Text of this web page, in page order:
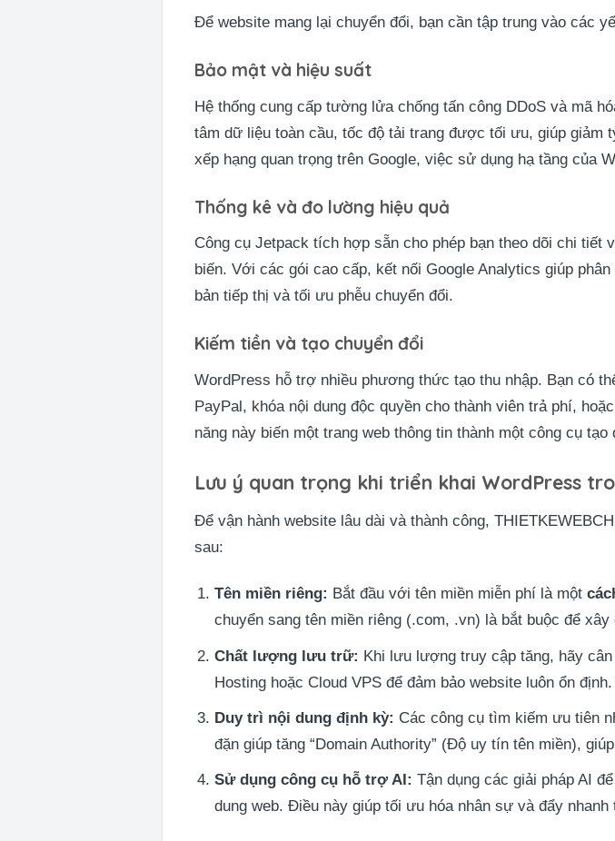
Để website mang lại chuyển đổi, bạn cần tập trung vào các
Bảo mật và hiệu suất
Hệ thống cung cấp tường lửa chống tấn công DDoS và mã
tâm dữ liệu toàn cầu, tốc độ tải trang được tối ưu, giúp giảm
xếp hạng quan trọng trên Google, việc sử dụng hạ tầng của
Thống kê và đo lường hiệu quả
Công cụ Jetpack tích hợp sẵn cho phép bạn theo dõi chi
biến. Với các gói cao cấp, kết nối Google Analytics giúp
bản tiếp thị và tối ưu phễu chuyển đổi.
Kiếm tiền và tạo chuyển đổi
WordPress hỗ trợ nhiều phương thức tạo thu nhập. Bạn có
PayPal, khóa nội dung độc quyền cho thành viên trả phí,
năng này biến một trang web thông tin thành một công cụ tạo
Lưu ý quan trọng khi triển khai WordPress
Để vận hành website lâu dài và thành công,
sau:
Tên miền riêng: Bắt đầu với tên miền miễn phí là một
chuyển sang tên miền riêng (.com, .vn) là bắt buộc để
Chất lượng lưu trữ: Khi lưu lượng truy cập tăng, hãy
Hosting hoặc Cloud VPS để đảm bảo website luôn ổn
Duy trì nội dung định kỳ: Các công cụ tìm kiếm ưu tiên
đặn giúp tăng “Domain Authority” (Độ uy tín tên miền),
Sử dụng công cụ hỗ trợ AI: Tận dụng các giải pháp AI
dung web. Điều này giúp tối ưu hóa nhân sự và đẩy